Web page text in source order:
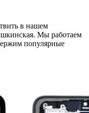
в нашем
Мы работаем
популярные